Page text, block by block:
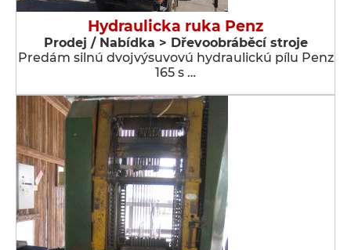
Hydraulicka ruka Penz
Prodej / Nabídka > Dřevoobráběcí stroje
Predám silnú dvojvýsuvovú hydraulickú pílu Penz
165 s …